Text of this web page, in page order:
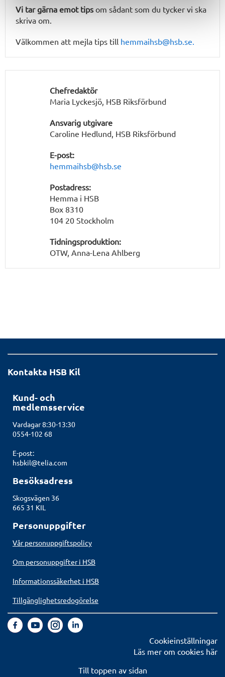
Vi tar gärna emot tips om sådant som du tycker vi ska
skriva om.
Välkommen att mejla tips till hemmaihsb@hsb.se.
Chefredaktör
Maria Lyckesjö, HSB Riksförbund
Ansvarig utgivare
Caroline Hedlund, HSB Riksförbund
E-post:
hemmaihsb@hsb.se
Postadress:
Hemma i HSB
Box 8310
104 20 Stockholm
Tidningsproduktion:
OTW, Anna-Lena Ahlberg
Kontakta HSB Kil
Kund- och
medlemsservice
Vardagar 8:30-13:30
0554-102 68
E-post:
hsbkil@telia.com
Besöksadress
Skogsvägen 36
665 31 KIL
Personuppgifter
Vår personuppgiftspolicy
Om personuppgifter i HSB
Informationssäkerhet i HSB
Tillgänglighetsredogörelse
Cookieinställningar
Läs mer om cookies här
Till toppen av sidan